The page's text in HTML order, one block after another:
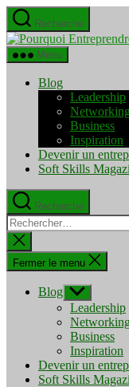
Aller
au
contenu
Recherche
Menu
Blog
Leadership
Networking
Business
Inspiration
Devenir un
Soft Skills
Recherche
Rechercher :
Fermer
la
recherche
Fermer le menu
Blog Afficher
le
sous-
menu
Leadership
Business
Inspiration
Devenir un
Soft Skills